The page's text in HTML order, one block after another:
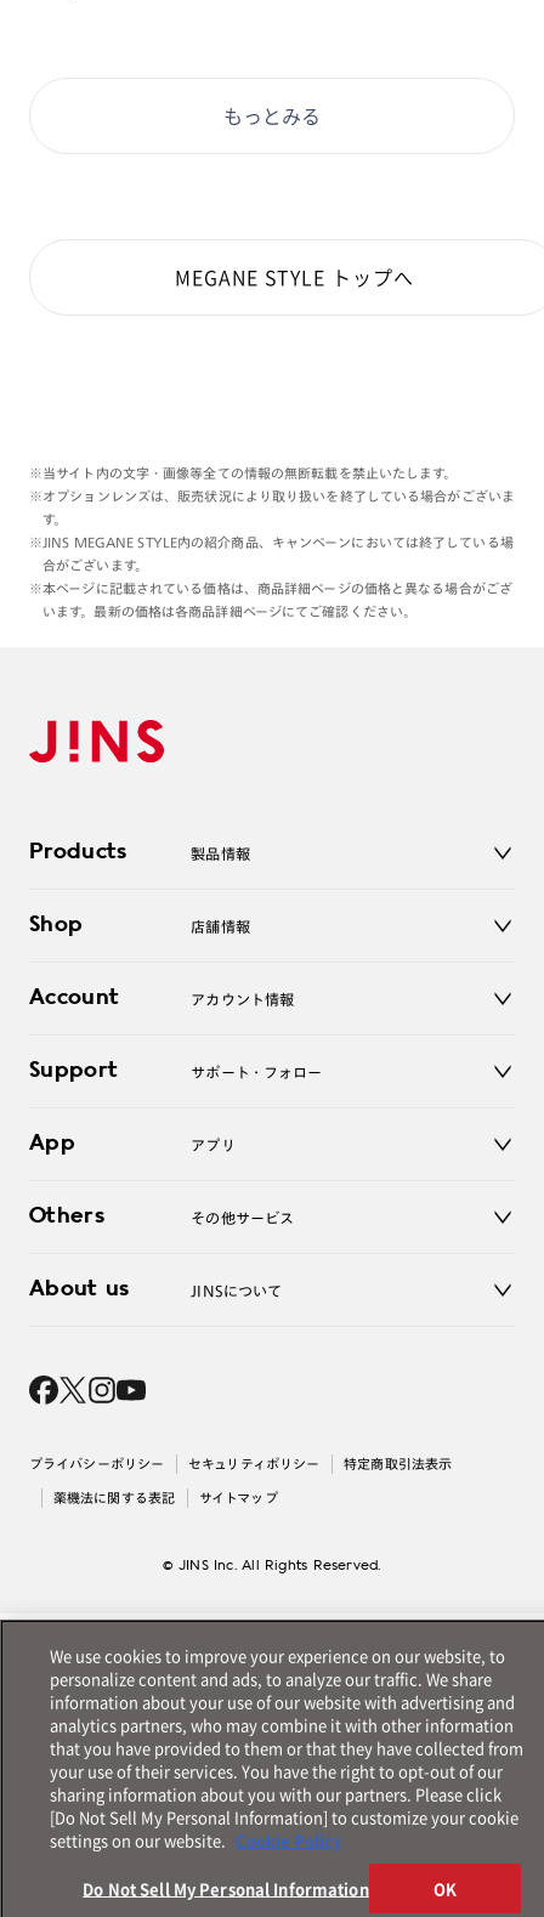
もっとみる
MEGANE STYLE トップへ
※当サイト内の文字・画像等全ての情報の無断転載を禁止いたします。
※オプションレンズは、販売状況により取り扱いを終了している場合がございま
す。
※JINS MEGANE STYLE内の紹介商品、キャンペーンにおいては終了している場
合がございます。
※本ページに記載されている価格は、商品詳細ページの価格と異なる場合がござ
います。最新の価格は各商品詳細ページにてご確認ください。
Products 製品情報
サングラス
コンタクトレンズ
アクセサリー
Shop 店舗情報
オンラインショップ
Account アカウント情報
ログアウト
Support サポート・フォロー
よくあるご質問
お問い合わせ
App アプリ
Others その他サービス
レンズ交換
About us JINSについて
採用情報
出店について
プライバシーポリシー セキュリティポリシー 特定商取引法表示
薬機法に関する表記 サイトマップ
© JINS Inc. All Rights Reserved.
We use cookies to improve your experience on our website, to
personalize content and ads, to analyze our traffic. We share
information about your use of our website with advertising and
analytics partners, who may combine it with other information
that you have provided to them or that they have collected from
your use of their services. You have the right to opt-out of our
sharing information about you with our partners. Please click
[Do Not Sell My Personal Information] to customize your cookie
settings on our website. Cookie Policy
Do Not Sell My Personal Information OK